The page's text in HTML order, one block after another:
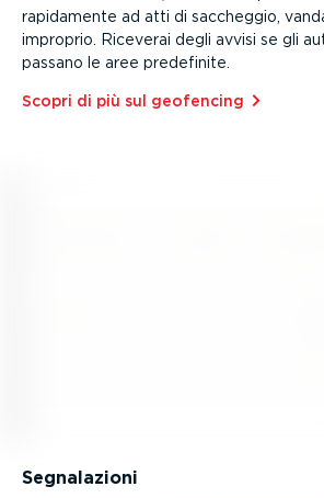
rapidamente ad atti di saccheggio,
improprio. Riceverai degli avvisi se gli
passano le aree predefinite.
Scopri di più sul geofencing⁠
Segna­la­zioni